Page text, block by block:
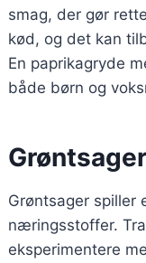
smag, der gør
kød, og det kan
En paprikagryde
både børn og
Grøntsager spiller
næringsstoffer.
eksperimentere